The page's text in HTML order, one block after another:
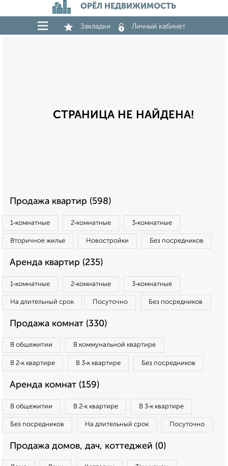
ОРЁЛ НЕДВИЖИМОСТЬ
Закладки Личный кабинет
СТРАНИЦА НЕ НАЙДЕНА!
Продажа квартир (598)
1‑комнатные 2‑комнатные 3‑комнатные
Вторичное жилье Новостройки Без посредников
Аренда квартир (235)
1‑комнатные 2‑комнатные 3‑комнатные
На длительный срок Посуточно Без посредников
Продажа комнат (330)
В общежитии В коммунальной квартире
В 2‑к квартире В 3‑к квартире Без посредников
Аренда комнат (159)
В общежитии В 2‑к квартире В 3‑к квартире
Без посредников На длительный срок Посуточно
Продажа домов, дач, коттеджей (0)